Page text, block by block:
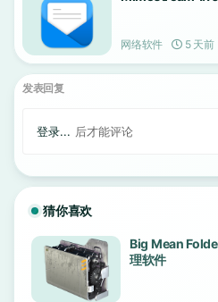
网络软件 5 天前
发表回复
登录... 后才能评论
猜你喜欢
Big Mean
理软件